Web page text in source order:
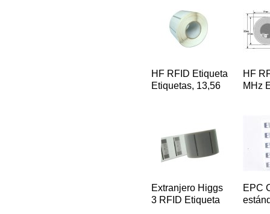
HF RFID Etiqueta
Etiquetas, 13,56
HF
MHz
Extranjero Higgs
3 RFID Etiqueta
EPC